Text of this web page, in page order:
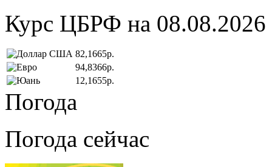
Курс ЦБРФ на 08.08.2026
82,1665р.
94,8366р.
12,1655р.
Погода
Погода сейчас